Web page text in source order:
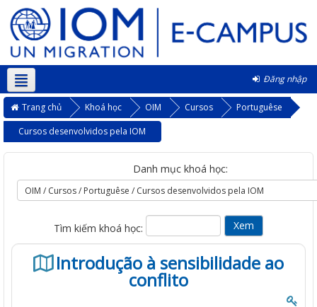
Đăng nhập
Vietnamese ‎(vi)‎
Trang chủ Khoá học OIM Cursos
Portuguêse
Cursos desenvolvidos pela IOM
Danh mục khoá học:
Tìm kiếm khoá học:
Introdução à sensibilidade ao
conflito